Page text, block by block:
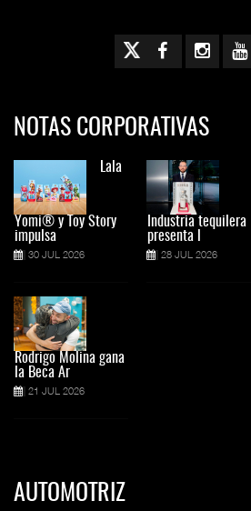
NOTAS CORPORATIVAS
Lala
Yomi® y Toy Story
impulsa
30 JUL 2026
Rodrigo Molina gana
la Beca Ar
21 JUL 2026
Industria tequilera
presenta l
28 JUL 2026
AUTOMOTRIZ